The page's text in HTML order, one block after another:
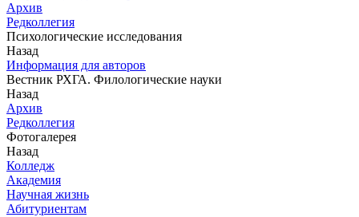
Архив
Редколлегия
Психологические исследования
Назад
Информация для авторов
Вестник РХГА. Филологические науки
Назад
Архив
Редколлегия
Фотогалерея
Назад
Колледж
Академия
Научная жизнь
Абитуриентам